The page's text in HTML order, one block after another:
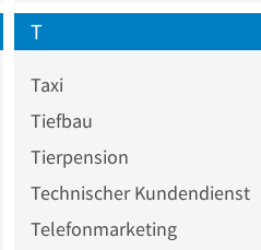
T
Taxi
Tiefbau
Tierpension
Technischer Kundendienst
Telefonmarketing